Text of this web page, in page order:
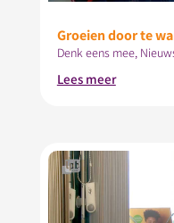
Groeien door te
Denk eens mee,
Lees meer